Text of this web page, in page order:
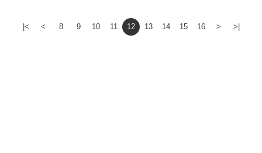
|< < 8 9 10 11 12 13 14 15 16 > >|